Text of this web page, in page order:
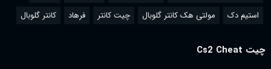
استیم دک
مولتی هک کانتر گلوبال چیت کانتر فرهاد کانتر گلوبال
چیت Cs2 Cheat